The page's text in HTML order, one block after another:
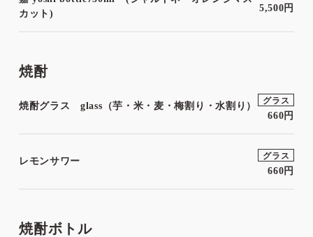
カット)
5,500円
焼酎
焼酎グラス glass（芋・米・麦・梅割り・水割り）
グラス
660円
レモンサワー
グラス
660円
焼酎ボトル